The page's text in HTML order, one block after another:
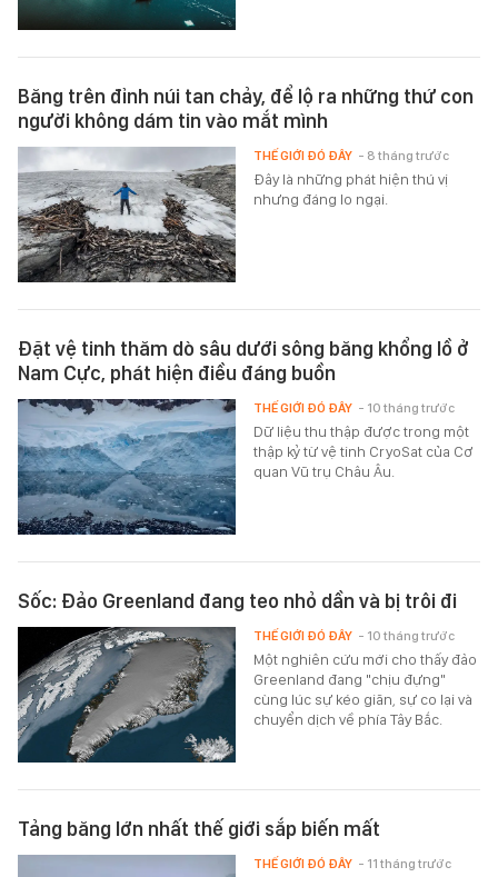
Băng trên đỉnh núi tan chảy, để lộ ra những thứ con
người không dám tin vào mắt mình
Đây là những phát hiện thú vị
nhưng đáng lo ngại.
THẾ GIỚI ĐÓ ĐÂY - 8 tháng trước
Đặt vệ tinh thăm dò sâu dưới sông băng khổng lồ ở
Nam Cực, phát hiện điều đáng buồn
Dữ liệu thu thập được trong một
thập kỷ từ vệ tinh CryoSat của Cơ
quan Vũ trụ Châu Âu.
THẾ GIỚI ĐÓ ĐÂY - 10 tháng trước
Sốc: Đảo Greenland đang teo nhỏ dần và bị trôi đi
Một nghiên cứu mới cho thấy đảo
Greenland đang "chịu đựng"
cùng lúc sự kéo giãn, sự co lại và
chuyển dịch về phía Tây Bắc.
THẾ GIỚI ĐÓ ĐÂY - 10 tháng trước
Tảng băng lớn nhất thế giới sắp biến mất
THẾ GIỚI ĐÓ ĐÂY - 11 tháng trước